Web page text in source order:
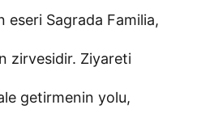
eseri Sagrada Familia,
zirvesidir. Ziyareti
getirmenin yolu,